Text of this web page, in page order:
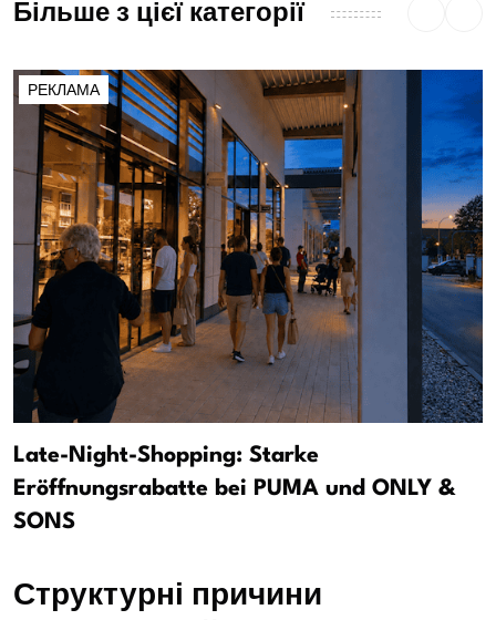
Більше з цієї категорії
РЕКЛАМА
Late-Night-Shopping: Starke
Eröffnungsrabatte bei PUMA und ONLY &
SONS
Структурні причини